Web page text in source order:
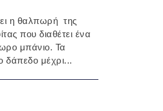
η θαλπωρή της
που διαθέτει ένα
μπάνιο. Τα
δάπεδο μέχρι...